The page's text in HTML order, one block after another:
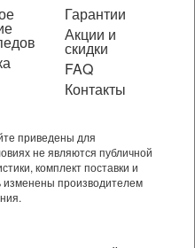
Гарантии
Акции и
скидки
FAQ
Контакты
приведены для
не являются публичной
комплект поставки и
изменены производителем